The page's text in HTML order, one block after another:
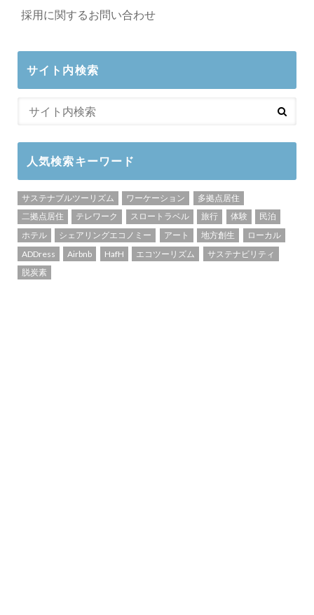
採用に関するお問い合わせ
サイト内検索
人気検索キーワード
サステナブルツーリズム ワーケーション
多拠点居住
二拠点居住
テレワーク スロートラベル 旅行 体験
民泊
ホテル
シェアリングエコノミー アート 地方創生
ローカル
ADDress
Airbnb HafH エコツーリズム
サステナビリティ
脱炭素